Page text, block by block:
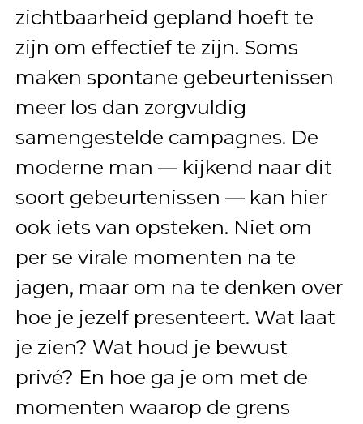
zichtbaarheid gepland hoeft te
zijn om effectief te zijn. Soms
maken spontane gebeurtenissen
meer los dan zorgvuldig
samengestelde campagnes. De
moderne man — kijkend naar dit
soort gebeurtenissen — kan hier
ook iets van opsteken. Niet om
per se virale momenten na te
jagen, maar om na te denken over
hoe je jezelf presenteert. Wat laat
je zien? Wat houd je bewust
privé? En hoe ga je om met de
momenten waarop de grens